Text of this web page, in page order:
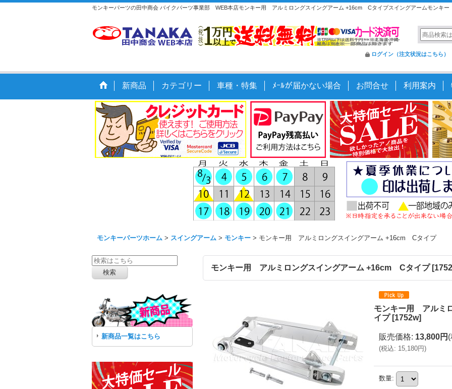
モンキーパーツの田中商会 バイクパーツ事業部 WEB本店モンキー用 アルミロングスイングアーム +16cm Cタイプスイングアームモンキー
ログイン（注文状況はこちら）
新商品 カテゴリー 車種・特集 ﾒｰﾙが届かない場合 お問合せ 利用案内
モンキーパーツホーム > スイングアーム > モンキー > モンキー用 アルミロングスイングアーム +16cm Cタイプ
新商品一覧はこちら
モンキー用 アルミロングスイングアーム +16cm Cタイプ [
モンキー用 アルミ
イプ [1752w]
販売価格: 13,800円
(税込: 15,180円)
数量: